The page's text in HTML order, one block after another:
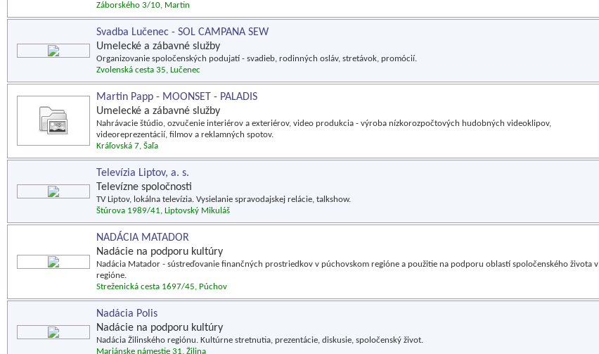
Záborského 3/10, Martin
Svadba Lučenec - SOL CAMPANA SEW
Umelecké a zábavné služby
Organizovanie spoločenských podujatí - svadieb, rodinných osláv, stretávok, promócií.
Zvolenská cesta 35, Lučenec
Martin Papp - MOONSET - PALADIS
Umelecké a zábavné služby
Nahrávacie štúdio, ozvučenie interiérov a exteriérov, video produkcia - výroba nízkorozpočtových hudobných videoklipov,
videoreprezentácií, filmov a reklamných spotov.
Kráľovská 7, Šaľa
Televízia Liptov, a. s.
Televízne spoločnosti
TV Liptov, lokálna televízia. Vysielanie spravodajskej relácie, talkshow.
Štúrova 1989/41, Liptovský Mikuláš
NADÁCIA MATADOR
Nadácie na podporu kultúry
Nadácia Matador - sústreďovanie finančných prostriedkov v púchovskom regióne a použitie na podporu oblastí spoločenského života v
regióne.
Streženická cesta 1697/45, Púchov
Nadácia Polis
Nadácie na podporu kultúry
Nadácia Žilinského regiónu. Kultúrne stretnutia, prezentácie, diskusie, spoločenský život.
Mariánske námestie 31, Žilina